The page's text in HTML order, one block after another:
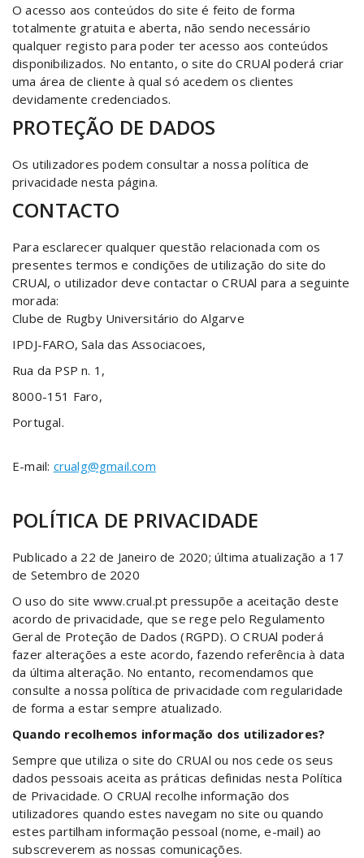
O acesso aos conteúdos do site é feito de forma
totalmente gratuita e aberta, não sendo necessário
qualquer registo para poder ter acesso aos conteúdos
disponibilizados. No entanto, o site do CRUAl poderá criar
uma área de cliente à qual só acedem os clientes
devidamente credenciados.
PROTEÇÃO DE DADOS
Os utilizadores podem consultar a nossa política de
privacidade nesta página.
CONTACTO
Para esclarecer qualquer questão relacionada com os
presentes termos e condições de utilização do site do
CRUAl, o utilizador deve contactar o CRUAl para a seguinte
morada:
Clube de Rugby Universitário do Algarve
IPDJ-FARO, Sala das Associacoes,
Rua da PSP n. 1,
8000-151 Faro,
Portugal.
E-mail: crualg@gmail.com
POLÍTICA DE PRIVACIDADE
Publicado a 22 de Janeiro de 2020; última atualização a 17
de Setembro de 2020
O uso do site www.crual.pt pressupõe a aceitação deste
acordo de privacidade, que se rege pelo Regulamento
Geral de Proteção de Dados (RGPD). O CRUAl poderá
fazer alterações a este acordo, fazendo referência à data
da última alteração. No entanto, recomendamos que
consulte a nossa política de privacidade com regularidade
de forma a estar sempre atualizado.
Quando recolhemos informação dos utilizadores?
Sempre que utiliza o site do CRUAl ou nos cede os seus
dados pessoais aceita as práticas definidas nesta Política
de Privacidade. O CRUAl recolhe informação dos
utilizadores quando estes navegam no site ou quando
estes partilham informação pessoal (nome, e-mail) ao
subscreverem as nossas comunicações.